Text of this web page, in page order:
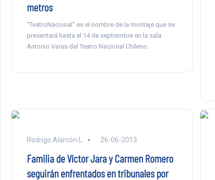
metros
“TeatroNacional” es el nombre de la montaje que se
presentará hasta el 14 de septiembre en la sala
Antonio Varas del Teatro Nacional Chileno.
Rodrigo Alarcón L. 26-06-2013
Familia de Víctor Jara y Carmen Romero
seguirán enfrentados en tribunales por